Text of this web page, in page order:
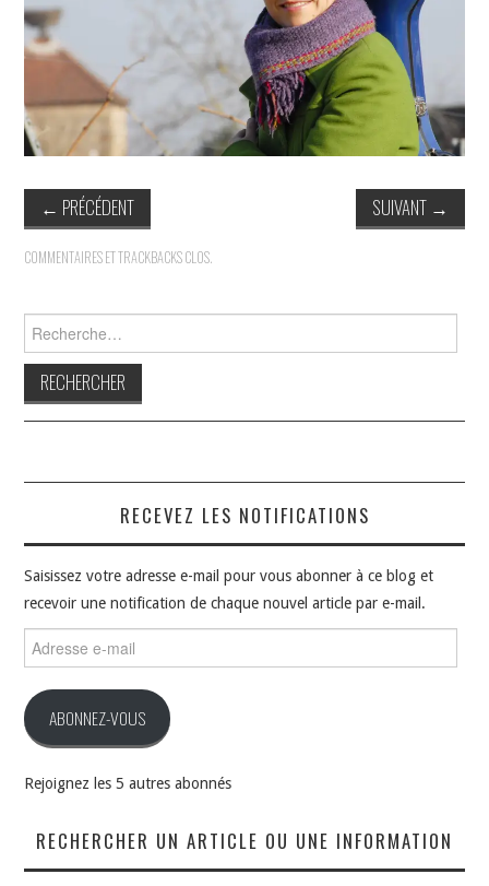
← PRÉCÉDENT SUIVANT →
COMMENTAIRES ET TRACKBACKS CLOS.
Rechercher :
RECEVEZ LES NOTIFICATIONS
Saisissez votre adresse e-mail pour vous abonner à ce blog et
recevoir une notification de chaque nouvel article par e-mail.
Adresse
e-
ABONNEZ-VOUS
Rejoignez les 5 autres abonnés
RECHERCHER UN ARTICLE OU UNE INFORMATION